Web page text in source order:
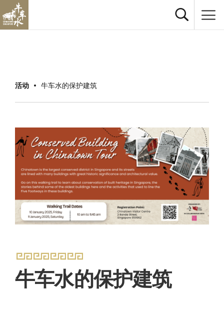
活动 牛车水的保护建筑
牛车水的保护建筑